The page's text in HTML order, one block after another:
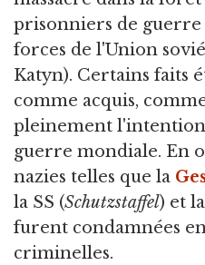
prisonniers de guerre
forces de l'Union
Katyn). Certains faits
comme acquis,
pleinement
guerre mondiale. En
nazies telles que la
la SS (Schutzstaffel) et
furent condamnées
criminelles.